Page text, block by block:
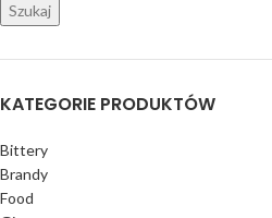
Szukaj
KATEGORIE PRODUKTÓW
Bittery
Brandy
Food